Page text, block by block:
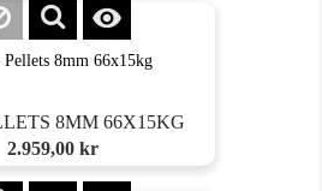

8MM 66X15KG
Preis
2.959,00 kr